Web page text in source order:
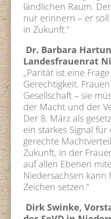
ländlichen Raum.
nur erinnern – er
in Zukunft.“
Dr. Barbara
Landesfrauenrat
„Parität ist eine
Gerechtigkeit.
Gesellschaft – sie
der Macht und der
Der 8. März als
ein starkes Signal
gerechte
Zukunft, in der
auf allen Ebenen
Niedersachsen kann
Zeichen setzen.“
Dirk Swinke,